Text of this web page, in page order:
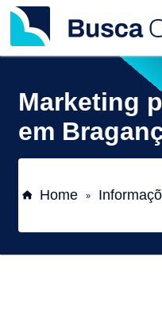
Marketing
em
Home »